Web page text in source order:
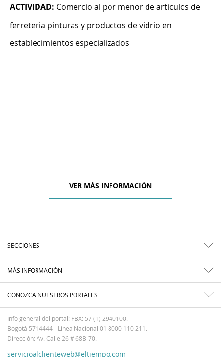
ACTIVIDAD: Comercio al por menor de articulos de
ferreteria pinturas y productos de vidrio en
establecimientos especializados
VER MÁS INFORMACIÓN
SECCIONES
MÁS INFORMACIÓN
CONOZCA NUESTROS PORTALES
Info general del portal: PBX: 57 (1) 2940100.
Bogotá 5714444 - Línea Nacional 01 8000 110 211.
Dirección: Av. Calle 26 # 68B-70.
servicioalclienteweb@eltiempo.com